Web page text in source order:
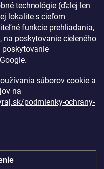
technológie (ďalej len
lokalite s cieľom
funkcie prehliadania,
na poskytovanie cieleného
poskytovanie
súborov cookie a
na
podmienky-ochrany-